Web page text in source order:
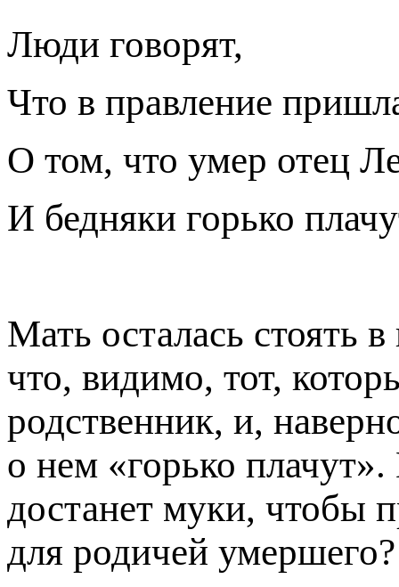
Люди говорят,
Что в правление
О том, что умер отец
И бедняки горько
Мать осталась стоять
что, видимо, тот,
родственник, и,
о нем «горько
достанет муки, чтобы
для родичей умершего?